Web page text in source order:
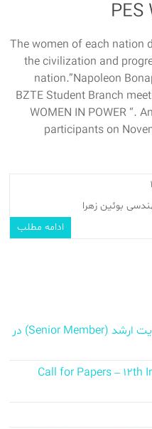
PES
“The women of each nation
the civilization and
nation.”Napoleon
BZTE Student Branch
WOMEN IN POWER “.
participants on
بوئین زهرا
ادامه مطلب
سمینار مجازی «مسیر ارتقاء به عضویت ارشد (Senior Member) در
Call for Papers – 12th